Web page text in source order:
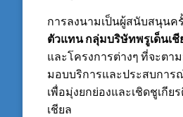
การลงนามเป็นผู้สนับสนุนค
ตัวแทน กลุ่มบริษัทพรูเด็นเชี
และโครงการต่างๆ ที่จะต
มอบบริการและประสบการ
เพื่อมุ่งยกย่องและเชิดชูเกี
เชียล